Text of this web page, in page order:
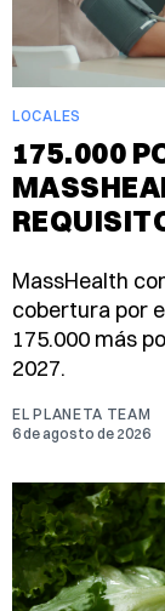
LOCALES
175.000
MassHealth
cobertura por
175.000 más
2027.
EL PLANETA TEAM
6 de agosto de 2026